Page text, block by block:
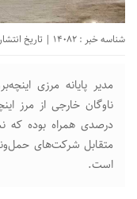
شناسه خبر : 14082 | تاریخ انتشار : 30 آبان 1404 - 23:14 |
مدیر پایانه مرزی
درصدی همراه بوده که
متقابل شرکت‌های
است.